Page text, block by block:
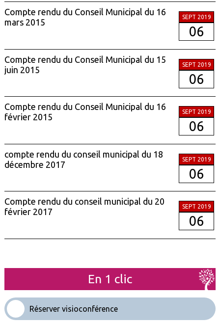
Compte rendu du Conseil Municipal du 16
mars 2015
SEPT 2019
06
Compte rendu du Conseil Municipal du 15
juin 2015
SEPT 2019
06
Compte rendu du Conseil Municipal du 16
février 2015
SEPT 2019
06
compte rendu du conseil municipal du 18
décembre 2017
SEPT 2019
06
Compte rendu du conseil municipal du 20
février 2017
SEPT 2019
06
En 1 clic
Réserver visioconférence